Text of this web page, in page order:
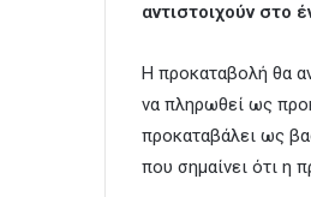
αντιστοιχούν στο
Η προκαταβολή θα
να πληρωθεί ως
προκαταβάλει ως
που σημαίνει ότι η